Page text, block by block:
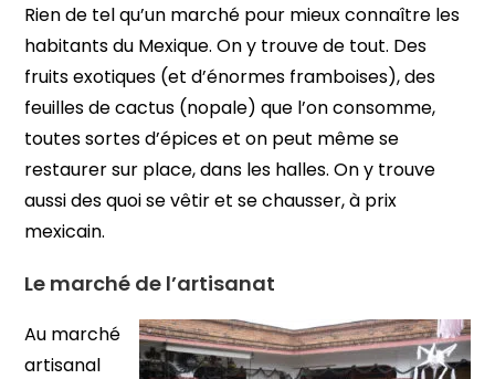
Rien de tel qu’un marché pour mieux connaître les
habitants du Mexique. On y trouve de tout. Des
fruits exotiques (et d’énormes framboises), des
feuilles de cactus (nopale) que l’on consomme,
toutes sortes d’épices et on peut même se
restaurer sur place, dans les halles. On y trouve
aussi des quoi se vêtir et se chausser, à prix
mexicain.
Le marché de l’artisanat
Au marché
artisanal